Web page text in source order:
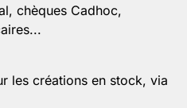
chèques Cadhoc,
les créations en stock, via